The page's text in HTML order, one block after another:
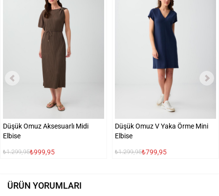
Düşük Omuz Aksesuarlı Midi
Elbise
₺1.299,95₺999,95
Düşük Omuz V Yaka Örme Mini
Elbise
₺1.299,95₺799,95
ÜRÜN YORUMLARI